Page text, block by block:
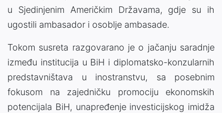
u Sjedinjenim Američkim Državama, gdje su ih
ugostili ambasador i osoblje ambasade.
Tokom susreta razgovarano je o jačanju saradnje
između institucija u BiH i diplomatsko-konzularnih
predstavništava u inostranstvu, sa posebnim
fokusom na zajedničku promociju ekonomskih
potencijala BiH, unapređenje investicijskog imidža